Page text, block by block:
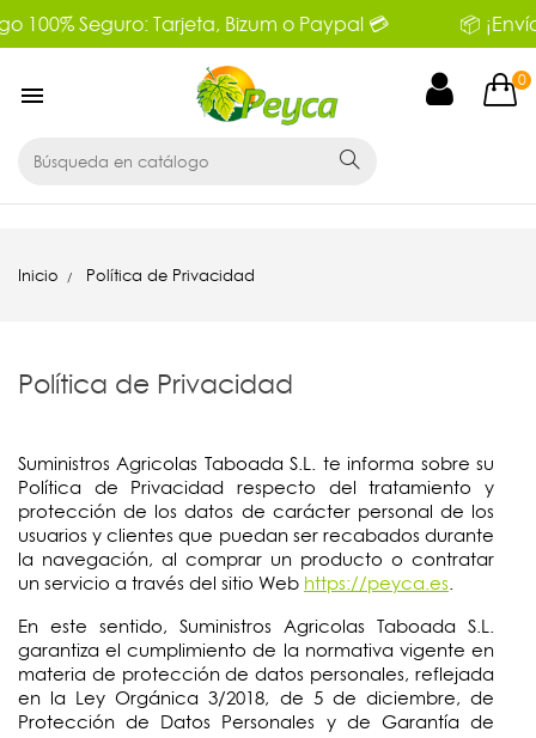
📦 ¡Envíos gratis en 24/48 horas a partir de 30 euros!📦

0
Inicio Política de Privacidad
Política de Privacidad
Suministros Agricolas Taboada S.L. te informa sobre su
Política de Privacidad respecto del tratamiento y
protección de los datos de carácter personal de los
usuarios y clientes que puedan ser recabados durante
la navegación, al comprar un producto o contratar
un servicio a través del sitio Web https://peyca.es.
En este sentido, Suministros Agricolas Taboada S.L.
garantiza el cumplimiento de la normativa vigente en
materia de protección de datos personales, reflejada
en la Ley Orgánica 3/2018, de 5 de diciembre, de
Protección de Datos Personales y de Garantía de